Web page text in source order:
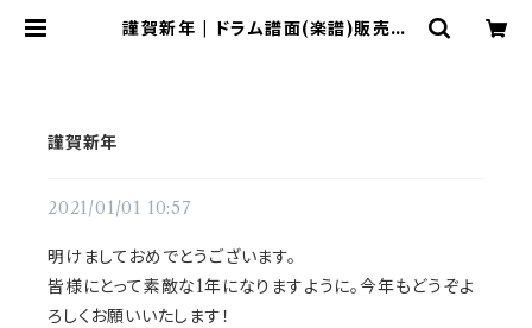
謹賀新年 | ドラム譜面(楽譜)販売専
謹賀新年
2021/01/01 10:57
明けましておめでとうございます。
皆様にとって素敵な1年になりますように。今年もどうぞよ
ろしくお願いいたします！